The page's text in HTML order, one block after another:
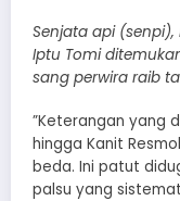
Senjata api
Iptu Tomi
sang perwira raib
​”Keterangan yang
hingga Kanit
beda. Ini patut
palsu yang